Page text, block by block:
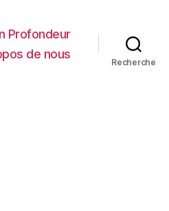
Profondeur
de nous
Recherche